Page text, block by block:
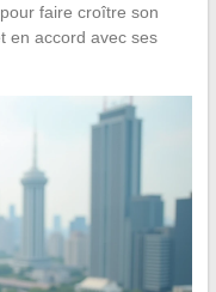
faire croître son
en accord avec ses